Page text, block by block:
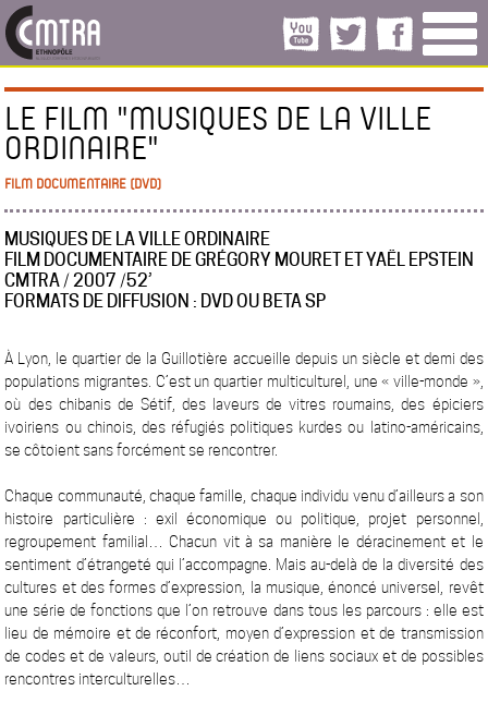
LE FILM "MUSIQUES DE LA VILLE
ORDINAIRE"
FILM DOCUMENTAIRE (DVD)
MUSIQUES DE LA VILLE ORDINAIRE
FILM DOCUMENTAIRE DE GRÉGORY MOURET ET YAËL EPSTEIN
CMTRA / 2007 /52’
FORMATS DE DIFFUSION : DVD OU BETA SP
À Lyon, le quartier de la Guillotière accueille depuis un siècle et demi des
populations migrantes. C’est un quartier multiculturel, une « ville-monde »,
où des chibanis de Sétif, des laveurs de vitres roumains, des épiciers
ivoiriens ou chinois, des réfugiés politiques kurdes ou latino-américains,
se côtoient sans forcément se rencontrer.
Chaque communauté, chaque famille, chaque individu venu d’ailleurs a son
histoire particulière : exil économique ou politique, projet personnel,
regroupement familial… Chacun vit à sa manière le déracinement et le
sentiment d’étrangeté qui l’accompagne. Mais au-delà de la diversité des
cultures et des formes d’expression, la musique, énoncé universel, revêt
une série de fonctions que l’on retrouve dans tous les parcours : elle est
lieu de mémoire et de réconfort, moyen d’expression et de transmission
de codes et de valeurs, outil de création de liens sociaux et de possibles
rencontres interculturelles…